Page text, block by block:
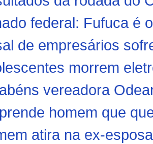
federal: Fufuca é
de empresários
morrem
vereadora
homem que
atira na ex-